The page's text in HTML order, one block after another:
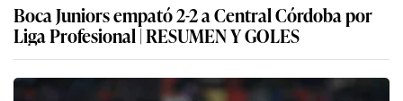
Boca Juniors empató 2-2 a Central Córdoba por
Liga Profesional | RESUMEN Y GOLES